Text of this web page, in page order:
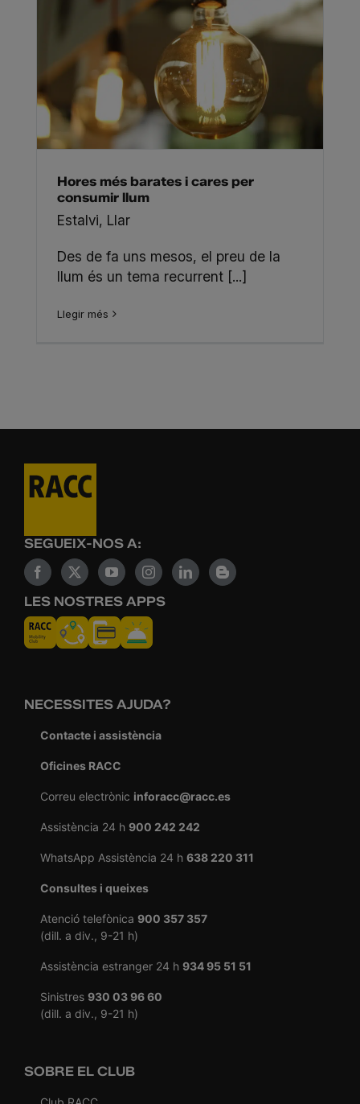
Hores més barates i cares per
consumir llum
Estalvi, Llar
Des de fa uns mesos, el preu de la
llum és un tema recurrent [...]
Llegir més
SEGUEIX-NOS A:
LES NOSTRES APPS
NECESSITES AJUDA?
Contacte i assistència
Oficines RACC
Correu electrònic inforacc@racc.es
Assistència 24 h 900 242 242
WhatsApp Assistència 24 h 638 220 311
Consultes i queixes
Atenció telefònica 900 357 357
(dill. a div., 9-21 h)
Assistència estranger 24 h 934 95 51 51
Sinistres 930 03 96 60
(dill. a div., 9-21 h)
SOBRE EL CLUB